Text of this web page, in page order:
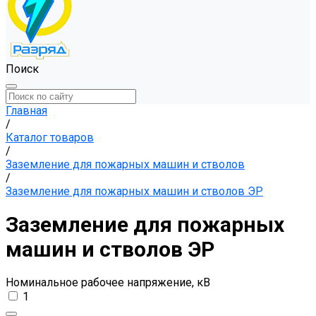
Поиск
Главная
/
Каталог товаров
/
Заземление для пожарных машин и стволов
/
Заземление для пожарных машин и стволов ЭР
Заземление для пожарных
машин и стволов ЭР
Номинальное рабочее напряжение, кВ
1